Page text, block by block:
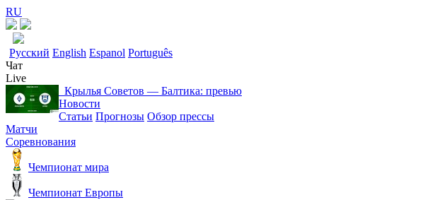
RU
Русский English Espanol Português
Чат
Live
Крылья Советов ― Балтика: превью
Новости
Статьи Прогнозы Обзор прессы
Матчи
Соревнования
Чемпионат мира
Чемпионат Европы